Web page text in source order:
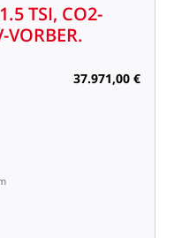
1.5TSI, CO2-
VORBER.
37.971,00 €